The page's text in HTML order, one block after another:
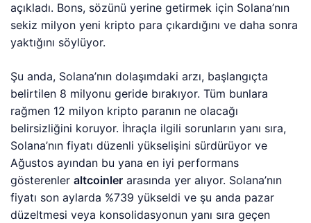
açıkladı. Bons, sözünü yerine getirmek için Solana’nın
sekiz milyon yeni kripto para çıkardığını ve daha sonra
yaktığını söylüyor.
Şu anda, Solana’nın dolaşımdaki arzı, başlangıçta
belirtilen 8 milyonu geride bırakıyor. Tüm bunlara
rağmen 12 milyon kripto paranın ne olacağı
belirsizliğini koruyor. İhraçla ilgili sorunların yanı sıra,
Solana’nın fiyatı düzenli yükselişini sürdürüyor ve
Ağustos ayından bu yana en iyi performans
gösterenleraltcoinler arasında yer alıyor. Solana’nın
fiyatı son aylarda %739 yükseldi ve şu anda pazar
düzeltmesi veya konsolidasyonun yanı sıra geçen